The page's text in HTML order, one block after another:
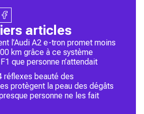
articles
l’Audi A2 e-tron promet moins
km grâce à ce système
que personne n’attendait
réflexes beauté des
protègent la peau des dégâts
personne ne les fait